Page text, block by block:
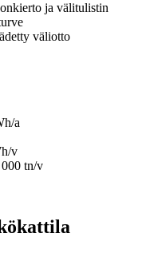
ja välitulistin
väliotto
a
v
tn/v